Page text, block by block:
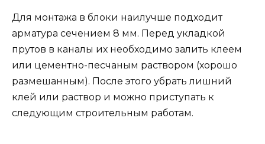
Для монтажа в блоки наилучше подходит
арматура сечением 8 мм. Перед укладкой
прутов в каналы их необходимо залить клеем
или цементно-песчаным раствором (хорошо
размешанным). После этого убрать лишний
клей или раствор и можно приступать к
следующим строительным работам.